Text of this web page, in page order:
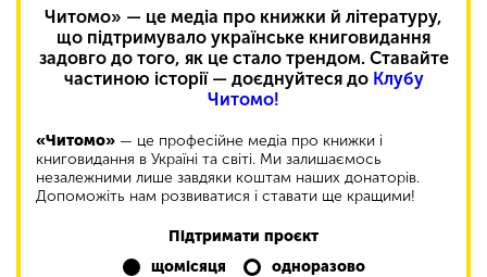
Читомо» — це медіа про книжки й літературу,
що підтримувало українське книговидання
задовго до того, як це стало трендом. Ставайте
частиною історії — доєднуйтеся до Клубу
Читомо!
«Читомо» — це професійне медіа про книжки і
книговидання в Україні та світі. Ми залишаємось
незалежними лише завдяки коштам наших донаторів.
Допоможіть нам розвиватися і ставати ще кращими!
Підтримати проєкт
щомісяця
одноразово